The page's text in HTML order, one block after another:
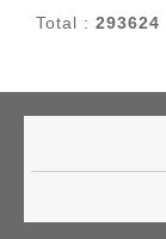
Total : 293624